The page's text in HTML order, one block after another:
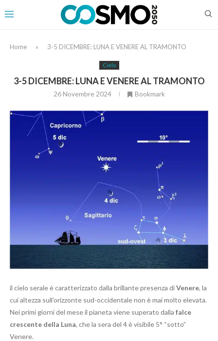
Home » 3-5 DICEMBRE: LUNA E VENERE AL TRAMONTO
Cielo
3-5 DICEMBRE: LUNA E VENERE AL TRAMONTO
26 Novembre 2024 Bookmark
il cielo serale è caratterizzato dalla brillante presenza diVenere, la
cui altezza sull’orizzonte sud-occidentale non è mai molto elevata.
Nei primi giorni del mese il pianeta viene superato dalla falce
crescente della Luna, che la sera del 4 è visibile 5° “sotto”
Venere.